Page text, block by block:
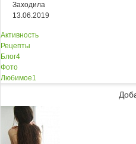
Заходила
13.06.2019
Активность
Рецепты
Блог4
Фото
Любимое1